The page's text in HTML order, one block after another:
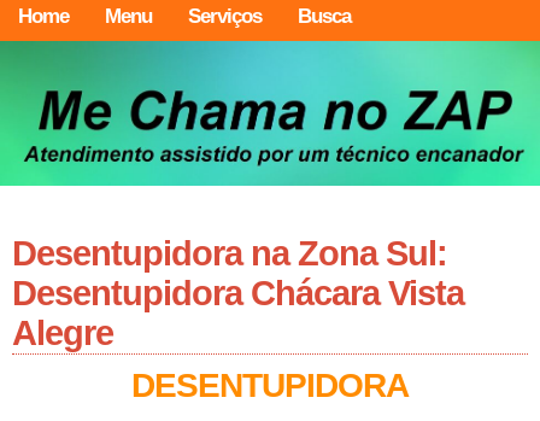
Home Menu Serviços Busca
Desentupidora na Zona Sul:
Desentupidora Chácara Vista
Alegre
DESENTUPIDORA